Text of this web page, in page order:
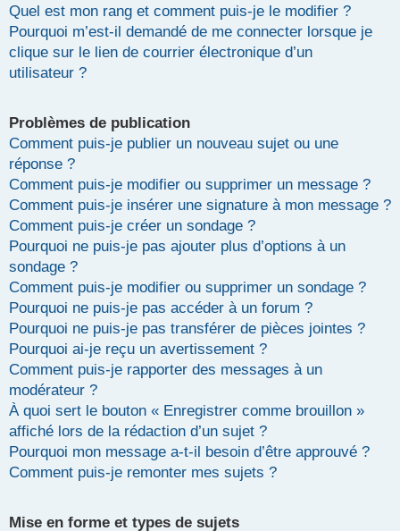
Quel est mon rang et comment puis-je le modifier ?
Pourquoi m’est-il demandé de me connecter lorsque je
clique sur le lien de courrier électronique d’un
utilisateur ?
Problèmes de publication
Comment puis-je publier un nouveau sujet ou une
réponse ?
Comment puis-je modifier ou supprimer un message ?
Comment puis-je insérer une signature à mon message ?
Comment puis-je créer un sondage ?
Pourquoi ne puis-je pas ajouter plus d’options à un
sondage ?
Comment puis-je modifier ou supprimer un sondage ?
Pourquoi ne puis-je pas accéder à un forum ?
Pourquoi ne puis-je pas transférer de pièces jointes ?
Pourquoi ai-je reçu un avertissement ?
Comment puis-je rapporter des messages à un
modérateur ?
À quoi sert le bouton « Enregistrer comme brouillon »
affiché lors de la rédaction d’un sujet ?
Pourquoi mon message a-t-il besoin d’être approuvé ?
Comment puis-je remonter mes sujets ?
Mise en forme et types de sujets